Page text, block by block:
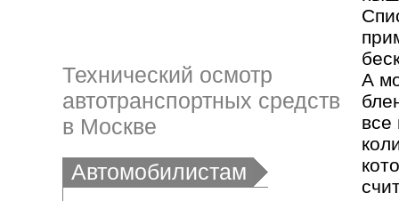
Технический осмотр
автотранспортных средств
в Москве
Автомобилистам
А
все